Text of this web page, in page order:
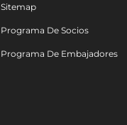
Sitemap
Programa De Socios
Programa De Embajadores